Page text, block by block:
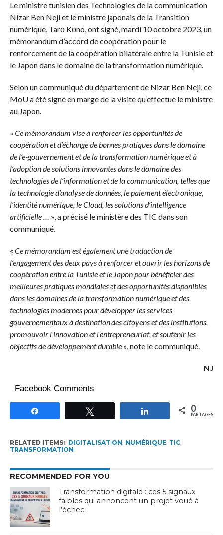
Le ministre tunisien des Technologies de la communication
Nizar Ben Neji et le ministre japonais de la Transition
numérique, Tarō Kōno, ont signé, mardi 10 octobre 2023, un
mémorandum d’accord de coopération pour le
renforcement de la coopération bilatérale entre la Tunisie et
le Japon dans le domaine de la transformation numérique.
Selon un communiqué du département de Nizar Ben Neji, ce
MoU a été signé en marge de la visite qu’effectue le ministre
au Japon.
« Ce mémorandum vise à renforcer les opportunités de
coopération et d’échange de bonnes pratiques dans le domaine
de l’e-gouvernement et de la transformation numérique et à
l’adoption de solutions innovantes dans le domaine des
technologies de l’information et de la communication, telles que
la technologie d’analyse de données, le paiement électronique,
l’identité numérique, le Cloud, les solutions d’intelligence
artificielle … », a précisé le ministère des TIC dans son
communiqué.
« Ce mémorandum est également une traduction de
l’engagement des deux pays à renforcer et ouvrir les horizons de
coopération entre la Tunisie et le Japon pour bénéficier des
meilleures pratiques mondiales et des opportunités disponibles
dans les domaines de la transformation numérique et des
technologies modernes pour développer les services
gouvernementaux à destination des citoyens et des institutions,
promouvoir l’innovation et l’entrepreneuriat, et soutenir les
objectifs de développement durable», note le communiqué.
NJ
Facebook Comments
Partagez 0
PARTAGES
RELATED ITEMS: DIGITALISATION, NUMÉRIQUE, TIC,
TRANSFORMATION
RECOMMENDED FOR YOU
Transformation digitale : ces 5 signaux
faibles qui annoncent un projet voué à
l’échec